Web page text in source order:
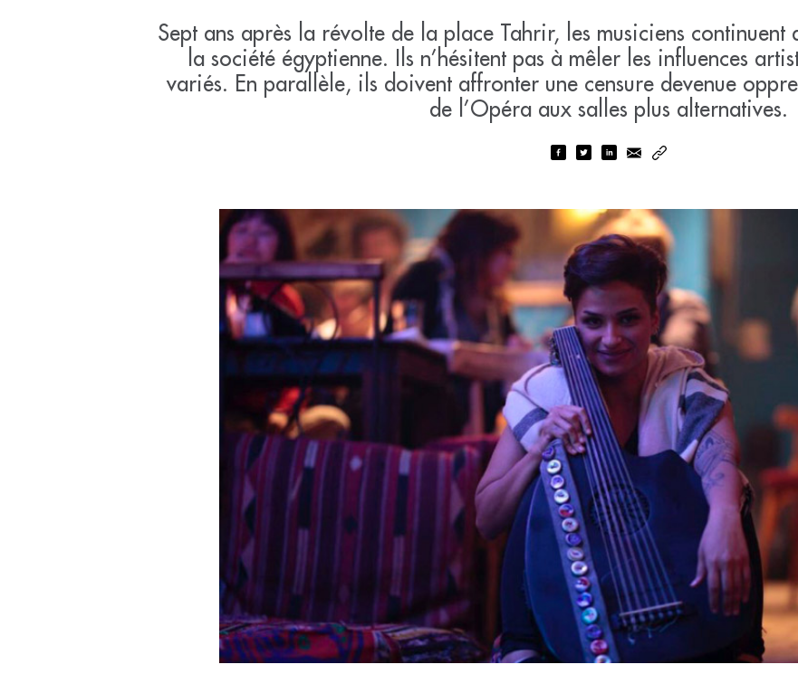
Sept ans après la révolte de la place Tahrir, les musiciens
la société égyptienne. Ils n’hésitent pas à mêler les influences
variés. En parallèle, ils doivent affronter une censure devenue
de l’Opéra aux salles plus alternatives.